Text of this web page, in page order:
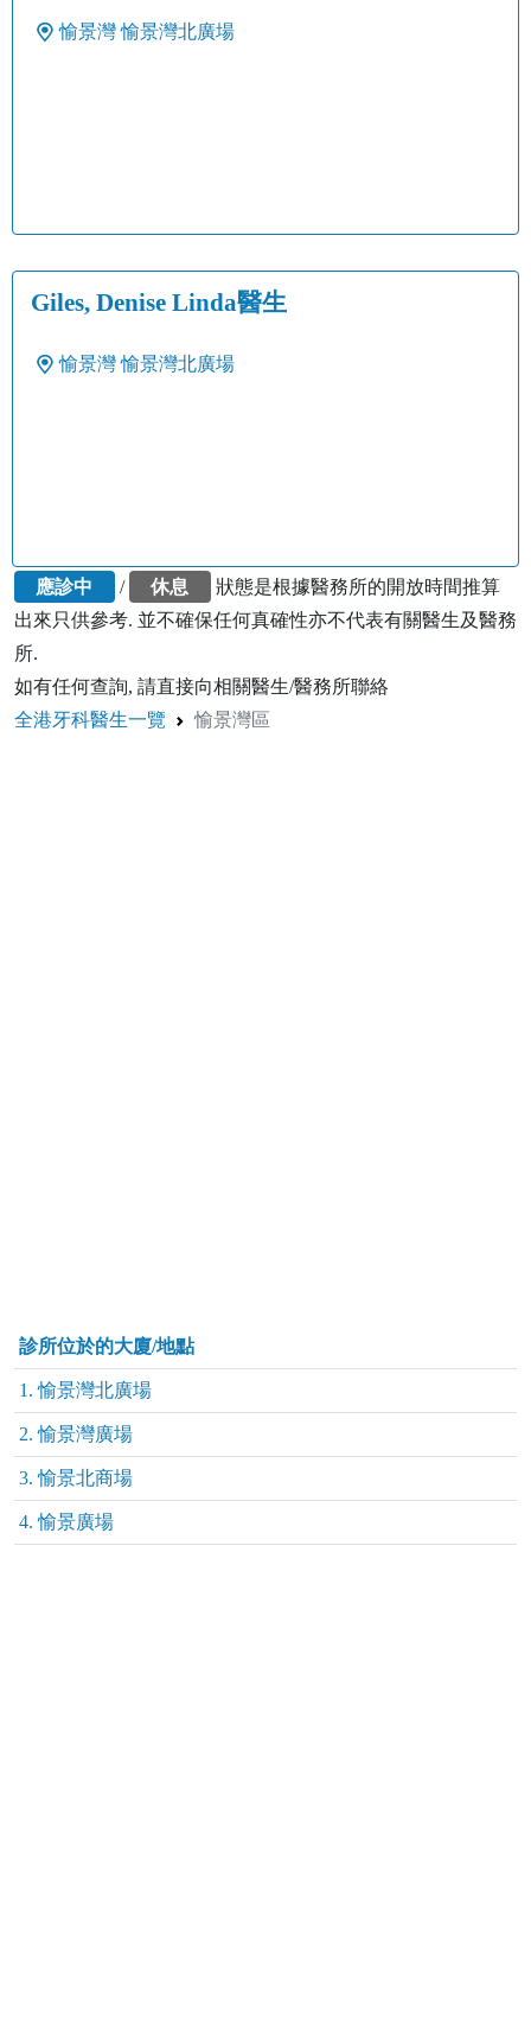
愉景灣 愉景灣北廣場
Giles, Denise Linda醫生
愉景灣 愉景灣北廣場
應診中 / 休息
狀態是根據醫務所的開放時間推算
出來只供參考. 並不確保任何真確性亦不代表有關醫生及醫務
所.
如有任何查詢, 請直接向相關醫生/醫務所聯絡
全港牙科醫生一覽
愉景灣區
診所位於的大廈/地點
1. 愉景灣北廣場
2. 愉景灣廣場
3. 愉景北商場
4. 愉景廣場